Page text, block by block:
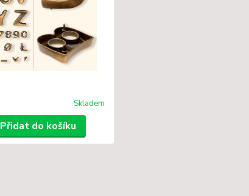
Skladem
Přidat do košíku